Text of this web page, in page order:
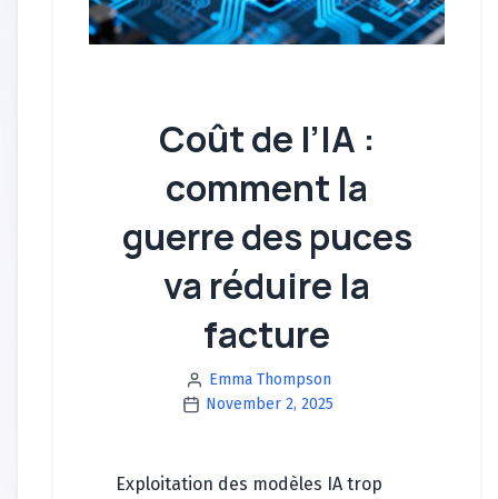
Coût de l’IA :
comment la
guerre des puces
va réduire la
facture
Emma Thompson
November 2, 2025
Exploitation des modèles IA trop